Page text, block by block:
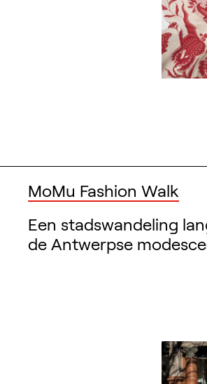
MoMu Fashion Walk
Een stadswandeling
de Antwerpse